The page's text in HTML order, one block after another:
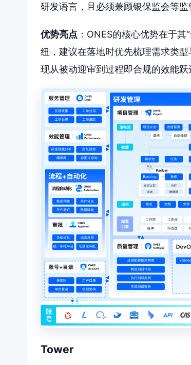
研发语言，且必须兼顾银保监会等
优势亮点 ：ONES的核心优势在于
纽，建议在落地时优先梳理需求类
现从被动迎审到过程即合规的效能跃
Tower